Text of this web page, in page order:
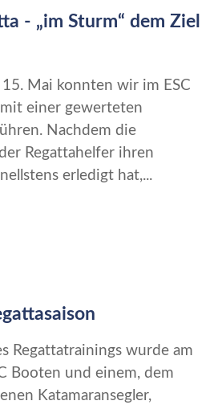
- „im Sturm“ dem Ziel
15. Mai konnten wir im ESC
einer gewerteten
Nachdem die
Regattahelfer ihren
erledigt hat,...
Regattatrainings wurde am
Booten und einem, dem
Katamaransegler,